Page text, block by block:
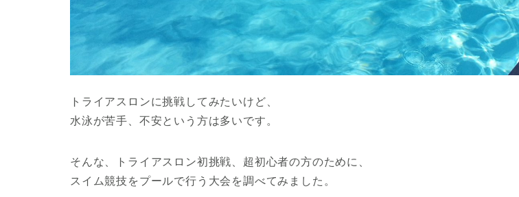
トライアスロンに挑戦してみたいけど、
水泳が苦手、不安という方は多いです。
そんな、トライアスロン初挑戦、超初心者の方のために、
スイム競技をプールで行う大会を調べてみました。